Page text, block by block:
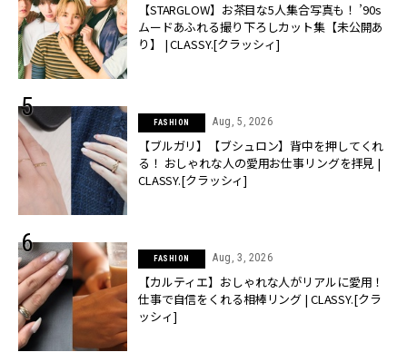
【STARGLOW】お茶目な5人集合写真も！ ’90s
ムードあふれる撮り下ろしカット集【未公開あ
り】 | CLASSY.[クラッシィ]
FASHION Aug, 5, 2026
【ブルガリ】【ブシュロン】背中を押してくれ
る！ おしゃれな人の愛用お仕事リングを拝見 |
CLASSY.[クラッシィ]
FASHION Aug, 3, 2026
【カルティエ】おしゃれな人がリアルに愛用！
仕事で自信をくれる相棒リング | CLASSY.[クラ
ッシィ]